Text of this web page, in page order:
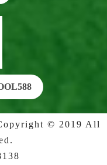
© 2019 All